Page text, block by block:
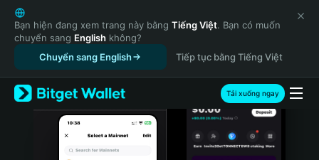
English
日本語
Tiếng Việt
Русский
Español (Latinoamérica)
Türkçe
Italiano
Bạn hiện đang xem trang này bằng Tiếng Việt. Bạn có muốn
chuyển sang English không?
Chuyển sang English
Tiếp tục bằng Tiếng Việt
Tải xuống ngay